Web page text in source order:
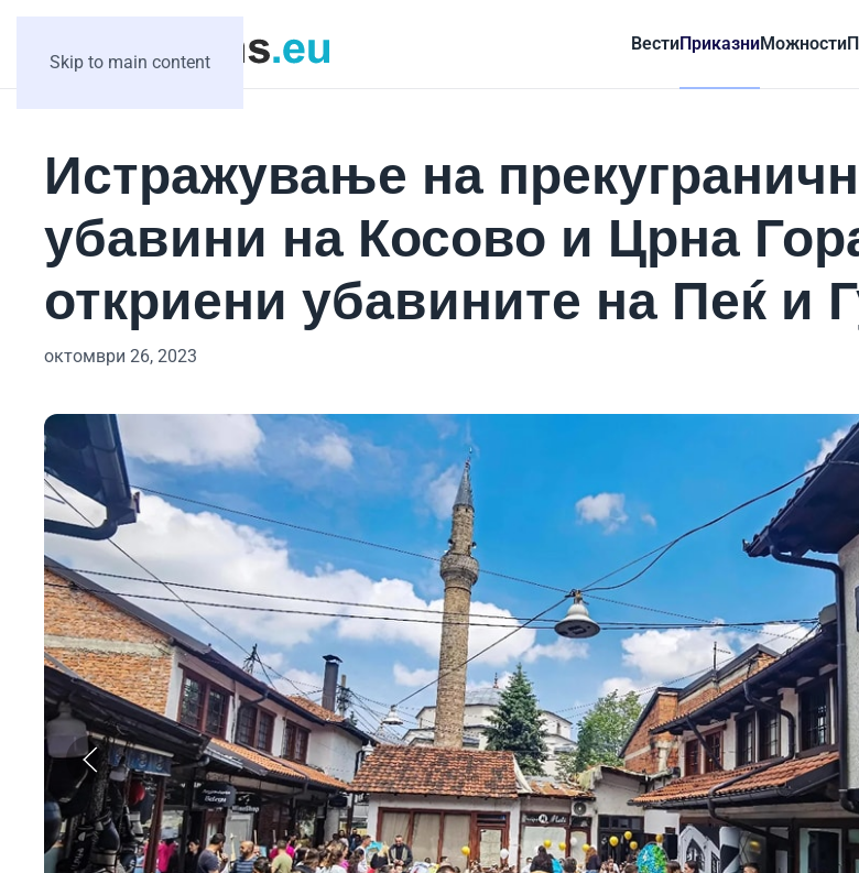
Skip to main content
ВестиПриказниМожности
Истражување на
убавини на Косово и Црна
откриени убавините на Пеќ и
октомври 26, 2023